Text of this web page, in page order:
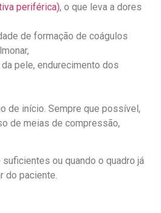
periférica), o que leva a dores
de formação de coágulos
pele, endurecimento dos
de início. Sempre que possível,
de meias de compressão,
ou quando o quadro já
do paciente.